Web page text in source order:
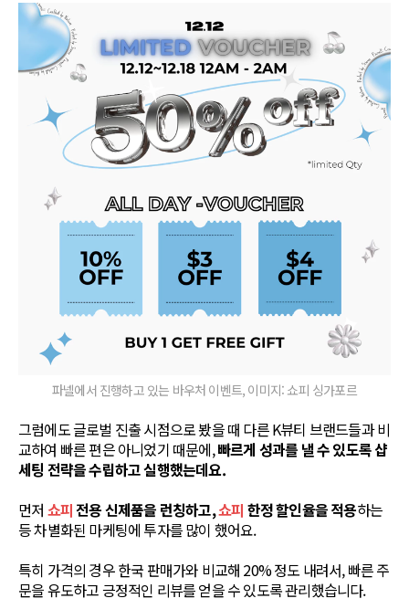
파넬에서 진행하고 있는 바우처 이벤트, 이미지: 쇼피 싱가포르
그럼에도 글로벌 진출 시점으로 봤을 때 다른 K뷰티 브랜드들과 비
교하여 빠른 편은 아니었기 때문에,빠르게 성과를 낼 수 있도록 샵
세팅 전략을 수립하고 실행했는데요.
먼저 쇼피전용 신제품을 런칭하고,쇼피 한정 할인율을 적용하는
등 차별화된 마케팅에 투자를 많이 했어요.
특히 가격의 경우 한국 판매가와 비교해 20% 정도 내려서, 빠른 주
문을 유도하고 긍정적인 리뷰를 얻을 수 있도록 관리했습니다.